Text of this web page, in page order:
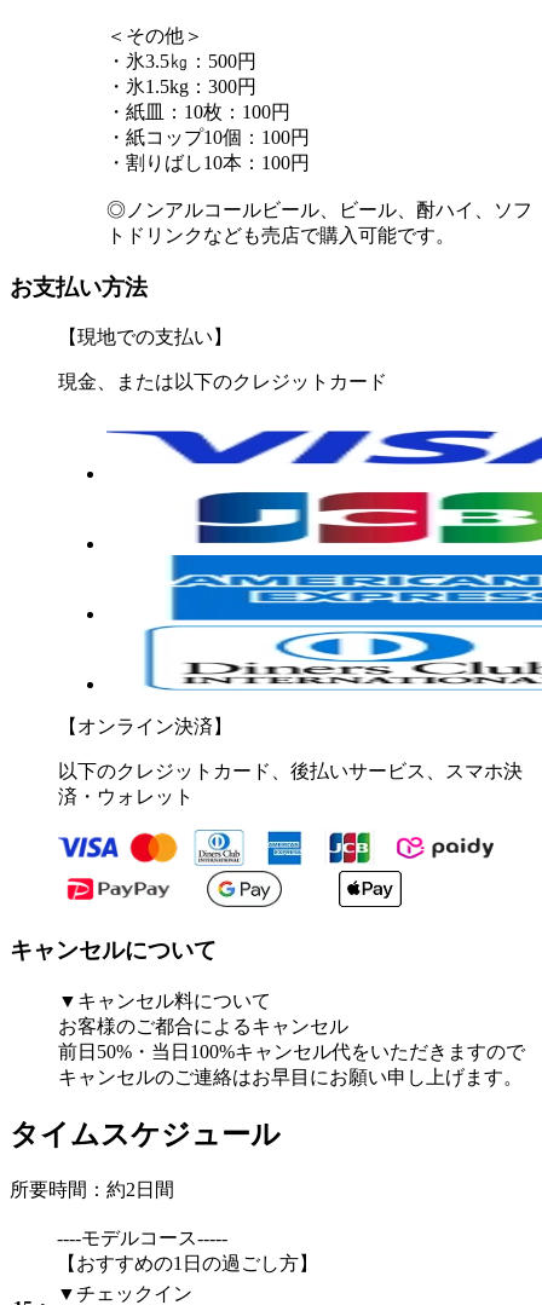
＜その他＞
・氷3.5㎏：500円
・氷1.5kg：300円
・紙皿：10枚：100円
・紙コップ10個：100円
・割りばし10本：100円
◎ノンアルコールビール、ビール、酎ハイ、ソフ
トドリンクなども売店で購入可能です。
お支払い方法
【現地での支払い】
現金、または以下のクレジットカード
【オンライン決済】
以下のクレジットカード、後払いサービス、スマホ決
済・ウォレット
キャンセルについて
▼キャンセル料について
お客様のご都合によるキャンセル
前日50%・当日100%キャンセル代をいただきますので
キャンセルのご連絡はお早目にお願い申し上げます。
タイムスケジュール
所要時間：約2日間
----モデルコース-----
【おすすめの1日の過ごし方】
▼チェックイン